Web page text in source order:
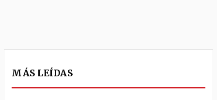
MÁS LEÍDAS